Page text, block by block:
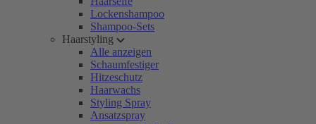
Lockenshampoo
Shampoo-Sets
Haarstyling
Alle anzeigen
Schaumfestiger
Hitzeschutz
Haarwachs
Styling Spray
Ansatzspray